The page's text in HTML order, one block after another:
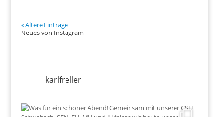
« Ältere Einträge
Neues von Instagram
karlfreller